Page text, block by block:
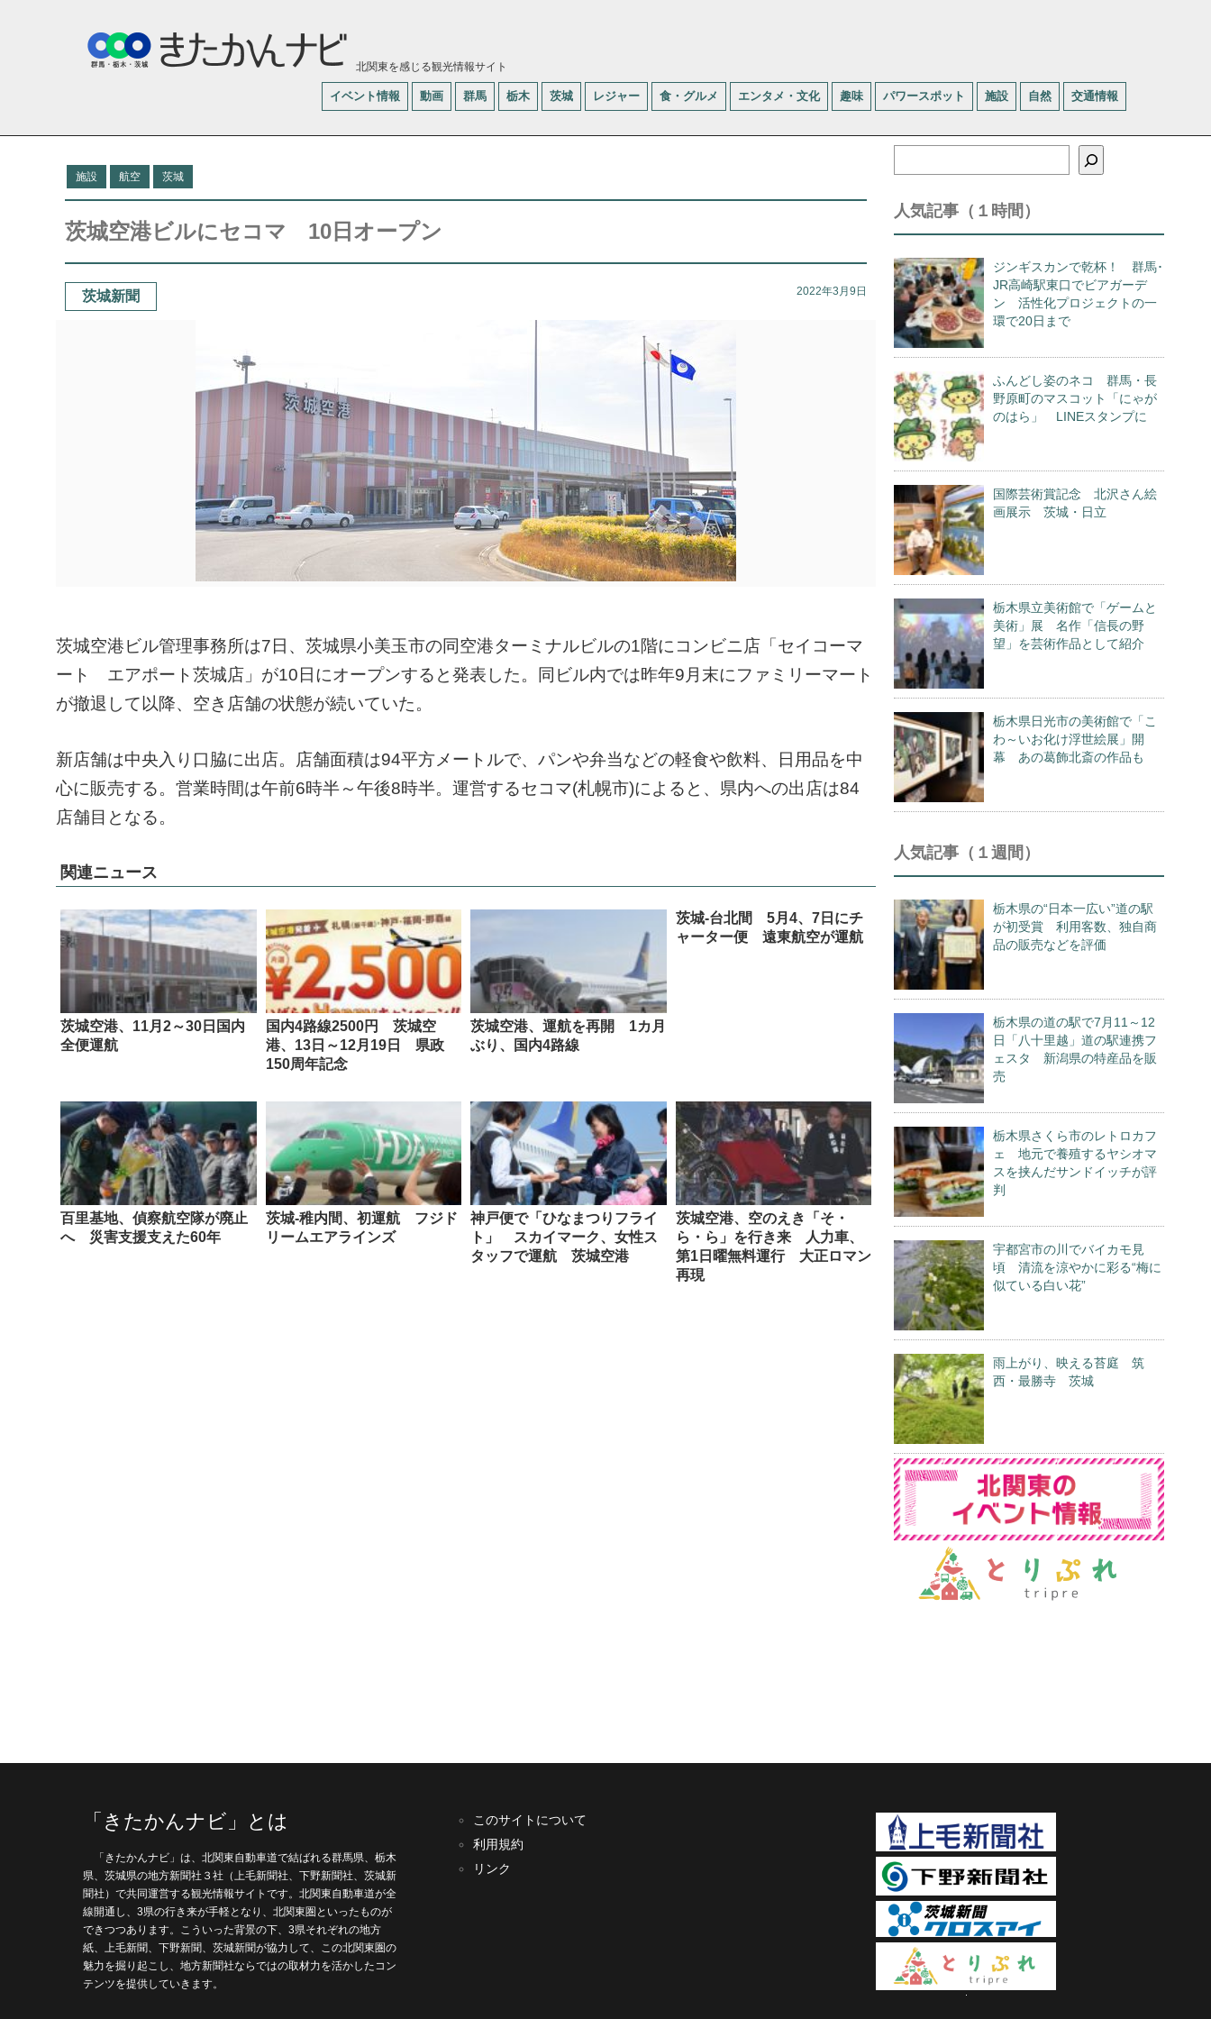
北関東を感じる観光情報サイト
イベント情報 動画 群馬 栃木 茨城 レジャー 食・グルメ エンタメ・文化 趣味 パワースポット 施設 自然 交通情報
施設 航空 茨城
茨城空港ビルにセコマ 10日オープン
茨城新聞 2022年3月9日
茨城空港ビル管理事務所は7日、茨城県小美玉市の同空港ターミナルビルの1階にコンビニ店「セイコーマ
ート エアポート茨城店」が10日にオープンすると発表した。同ビル内では昨年9月末にファミリーマート
が撤退して以降、空き店舗の状態が続いていた。
新店舗は中央入り口脇に出店。店舗面積は94平方メートルで、パンや弁当などの軽食や飲料、日用品を中
心に販売する。営業時間は午前6時半～午後8時半。運営するセコマ(札幌市)によると、県内への出店は84
店舗目となる。
関連ニュース
茨城空港、11月2～30日国内
全便運航
国内4路線2500円 茨城空
港、13日～12月19日 県政
150周年記念
茨城空港、運航を再開 1カ月
ぶり、国内4路線
茨城-台北間 5月4、7日にチ
ャーター便 遠東航空が運航
百里基地、偵察航空隊が廃止
へ 災害支援支えた60年
茨城-稚内間、初運航 フジド
リームエアラインズ
神戸便で「ひなまつりフライ
ト」 スカイマーク、女性ス
タッフで運航 茨城空港
茨城空港、空のえき「そ・
ら・ら」を行き来 人力車、
第1日曜無料運行 大正ロマン
再現
索
人気記事（１時間）
ジンギスカンで乾杯！ 群馬･
JR高崎駅東口でビアガーデ
ン 活性化プロジェクトの一
環で20日まで
ふんどし姿のネコ 群馬・長
野原町のマスコット「にゃが
のはら」 LINEスタンプに
国際芸術賞記念 北沢さん絵
画展示 茨城・日立
栃木県立美術館で「ゲームと
美術」展 名作「信長の野
望」を芸術作品として紹介
栃木県日光市の美術館で「こ
わ～いお化け浮世絵展」開
幕 あの葛飾北斎の作品も
人気記事（１週間）
栃木県の“日本一広い”道の駅
が初受賞 利用客数、独自商
品の販売などを評価
栃木県の道の駅で7月11～12
日「八十里越」道の駅連携フ
ェスタ 新潟県の特産品を販
売
栃木県さくら市のレトロカフ
ェ 地元で養殖するヤシオマ
スを挟んだサンドイッチが評
判
宇都宮市の川でバイカモ見
頃 清流を涼やかに彩る“梅に
似ている白い花”
雨上がり、映える苔庭 筑
西・最勝寺 茨城
「きたかんナビ」とは
「きたかんナビ」は、北関東自動車道で結ばれる群馬県、栃木
県、茨城県の地方新聞社３社（上毛新聞社、下野新聞社、茨城新
聞社）で共同運営する観光情報サイトです。北関東自動車道が全
線開通し、3県の行き来が手軽となり、北関東圏といったものが
できつつあります。こういった背景の下、3県それぞれの地方
紙、上毛新聞、下野新聞、茨城新聞が協力して、この北関東圏の
魅力を掘り起こし、地方新聞社ならではの取材力を活かしたコン
テンツを提供していきます。
このサイトについて
利用規約
リンク